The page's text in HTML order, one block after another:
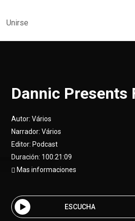
Unirse
Dannic Presents
Autor: Vários
Narrador: Vários
Editor: Podcast
Duración: 100:21:09
Mas informaciones
ESCUCHA